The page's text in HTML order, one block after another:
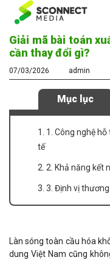
Giải mã bài toán
cần thay đổi gì?
07/03/2026 admin
Mục lục
1. 1. Công nghệ
tế
2. 2. Khả năng kết
3. 3. Định vị
Làn sóng toàn cầu hóa
dung Việt Nam cũng